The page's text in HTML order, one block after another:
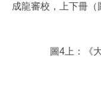
成龍審校，上下冊（
圖4上：《